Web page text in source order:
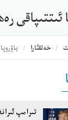
ئىتتىپاقى
خەلقئارا
تىرامپ